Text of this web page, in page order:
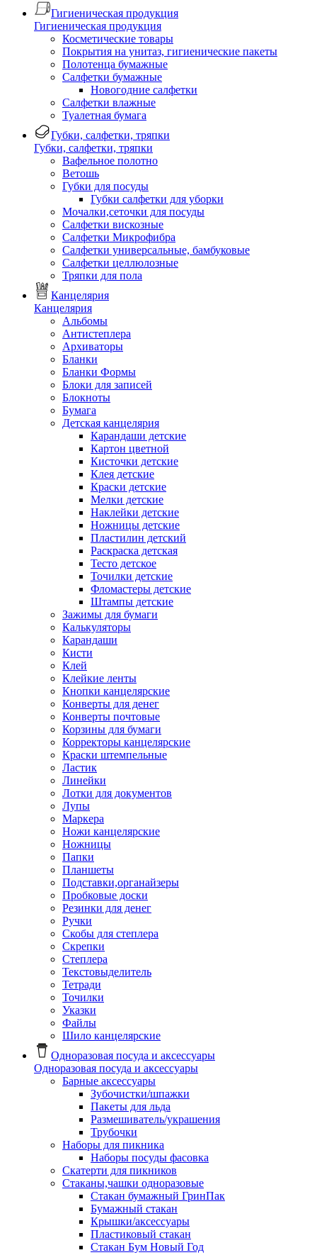
Гигиеническая продукция
Гигиеническая продукция
Косметические товары
Покрытия на унитаз, гигиенические пакеты
Полотенца бумажные
Салфетки бумажные
Новогодние салфетки
Салфетки влажные
Туалетная бумага
Губки, салфетки, тряпки
Губки, салфетки, тряпки
Вафельное полотно
Ветошь
Губки для посуды
Губки салфетки для уборки
Мочалки,сеточки для посуды
Салфетки вискозные
Салфетки Микрофибра
Салфетки универсальные, бамбуковые
Салфетки целлюлозные
Тряпки для пола
Канцелярия
Канцелярия
Альбомы
Антистеплера
Архиваторы
Бланки
Бланки Формы
Блоки для записей
Блокноты
Бумага
Детская канцелярия
Карандаши детские
Картон цветной
Кисточки детские
Клея детские
Краски детские
Мелки детские
Наклейки детские
Ножницы детские
Пластилин детский
Раскраска детская
Тесто детское
Точилки детские
Фломастеры детские
Штампы детские
Зажимы для бумаги
Калькуляторы
Карандаши
Кисти
Клей
Клейкие ленты
Кнопки канцелярские
Конверты для денег
Конверты почтовые
Корзины для бумаги
Корректоры канцелярские
Краски штемпельные
Ластик
Линейки
Лотки для документов
Лупы
Маркера
Ножи канцелярские
Ножницы
Папки
Планшеты
Подставки,органайзеры
Пробковые доски
Резинки для денег
Ручки
Скобы для степлера
Скрепки
Степлера
Текстовыделитель
Тетради
Точилки
Указки
Файлы
Шило канцелярские
Одноразовая посуда и аксессуары
Одноразовая посуда и аксессуары
Барные аксессуары
Зубочистки/шпажки
Пакеты для льда
Размешиватель/украшения
Трубочки
Наборы для пикника
Наборы посуды фасовка
Скатерти для пикников
Стаканы,чашки одноразовые
Cтакан бумажный ГринПак
Бумажный стакан
Крышки/аксессуары
Пластиковый стакан
Стакан Бум Новый Год